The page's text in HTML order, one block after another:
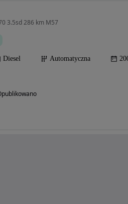
3.5sd 286 km M57
Diesel Automatyczna